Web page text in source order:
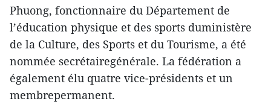
Phuong, fonctionnaire du Département de
l’éducation physique et des sports duministère
de la Culture, des Sports et du Tourisme, a été
nommée secrétairegénérale. La fédération a
également élu quatre vice-présidents et un
membrepermanent.